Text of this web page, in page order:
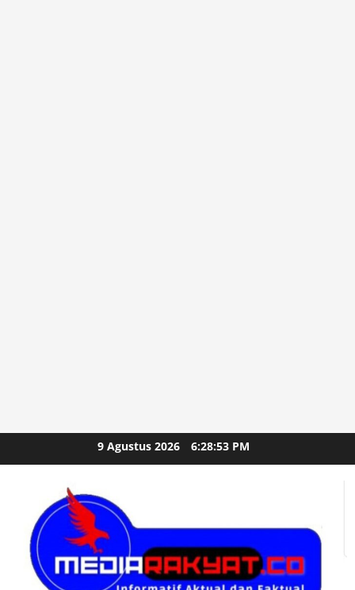
to
9 Agustus 2026 6:28:54 PM